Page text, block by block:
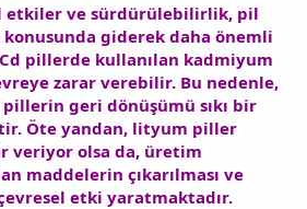
etkiler ve sürdürülebilirlik, pil
giderek daha önemli
pillerde kullanılan kadmiyum
zarar verebilir. Bu nedenle,
geri dönüşümü sıkı bir
Öte yandan, lityum piller
veriyor olsa da, üretim
maddelerin çıkarılması ve
etki yaratmaktadır.